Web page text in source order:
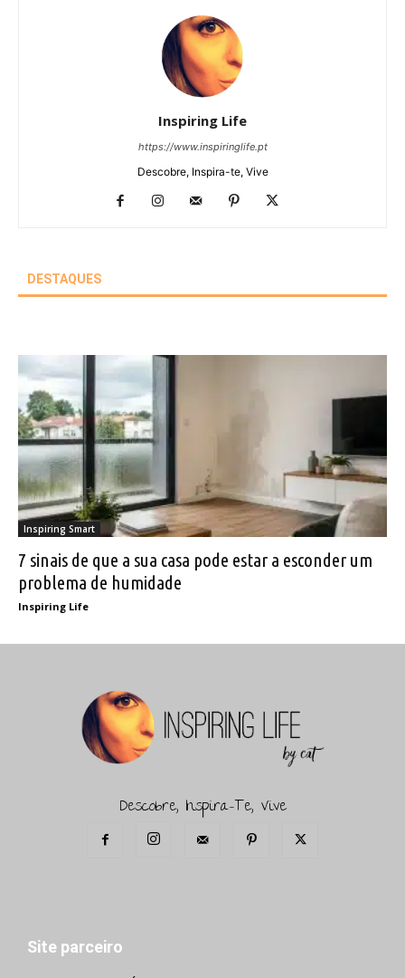
Inspiring Life
https://www.inspiringlife.pt
Descobre, Inspira-te, Vive
DESTAQUES
Inspiring Smart
7 sinais de que a sua casa pode estar a esconder um
problema de humidade
Inspiring Life
Descobre, Inspira-Te, Vive
Site parceiro